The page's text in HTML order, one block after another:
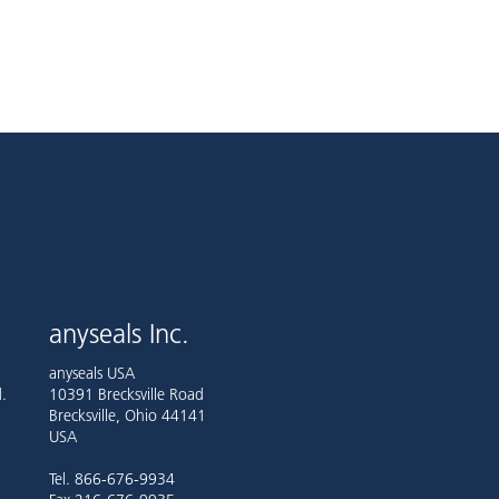
anyseals Inc.
anyseals USA
10391 Brecksville Road
Brecksville, Ohio 44141
USA
Tel. 866-676-9934